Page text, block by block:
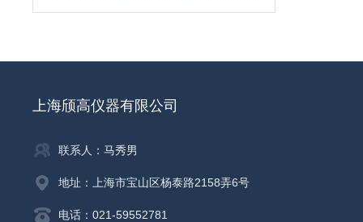
上海颀高仪器有限公司
联系人：马秀男
地址：上海市宝山区杨泰路2158弄6号
电话：021-59552781